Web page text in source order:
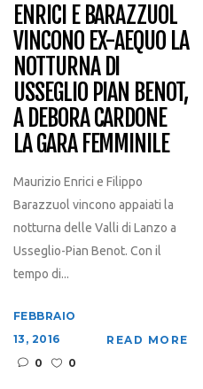
ENRICI E BARAZZUOL
VINCONO EX-AEQUO LA
NOTTURNA DI
USSEGLIO PIAN BENOT,
A DEBORA CARDONE
LA GARA FEMMINILE
Maurizio Enrici e Filippo
Barazzuol vincono appaiati la
notturna delle Valli di Lanzo a
Usseglio-Pian Benot. Con il
tempo di...
FEBBRAIO
13, 2016
0
0
READ MORE